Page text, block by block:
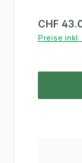
Regulärer
CHF
Preise